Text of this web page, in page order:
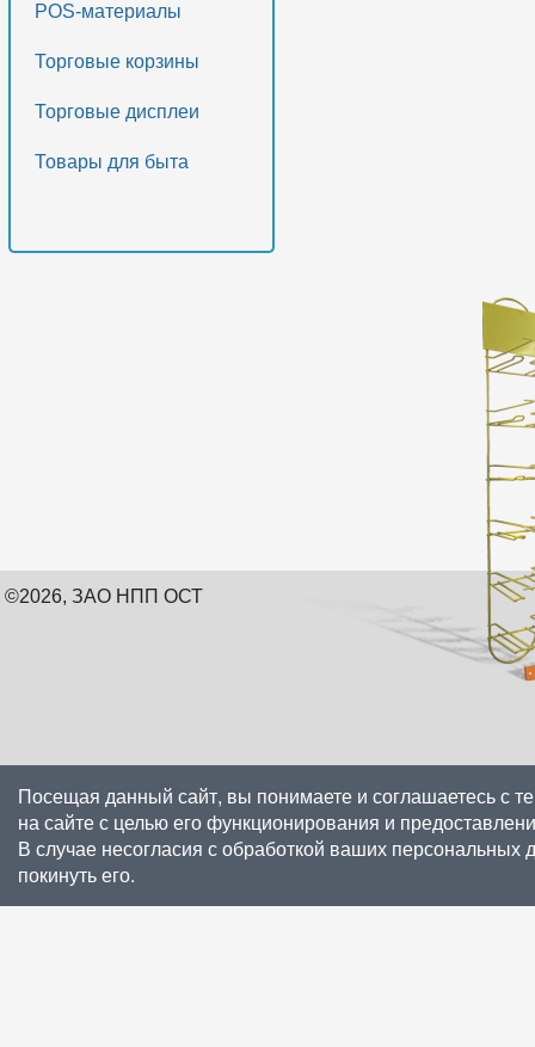
POS-материалы
Торговые корзины
Торговые дисплеи
Товары для быта
©2026, ЗАО НПП ОСТ
Посещая данный сайт, вы понимаете и соглашаетесь с
на сайте с целью его функционирования и
В случае несогласия с обработкой ваших
покинуть его.